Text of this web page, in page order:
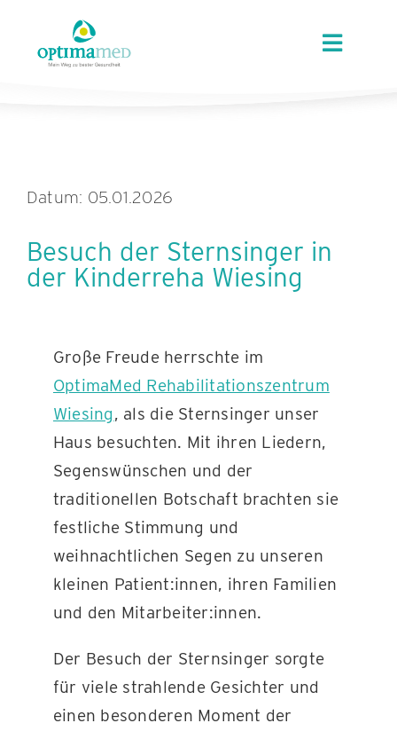
content
Toggle
ANGEBOTE
AKTUELLES
KONTAKT
Datum: 05.01.2026
Besuch der Sternsinger in
der Kinderreha Wiesing
Große Freude herrschte im
OptimaMed Rehabilitationszentrum
Wiesing, als die Sternsinger unser
Haus besuchten. Mit ihren Liedern,
Segenswünschen und der
traditionellen Botschaft brachten sie
festliche Stimmung und
weihnachtlichen Segen zu unseren
kleinen Patient:innen, ihren Familien
und den Mitarbeiter:innen.
Der Besuch der Sternsinger sorgte
für viele strahlende Gesichter und
einen besonderen Moment der